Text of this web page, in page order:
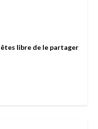
libre de le partager